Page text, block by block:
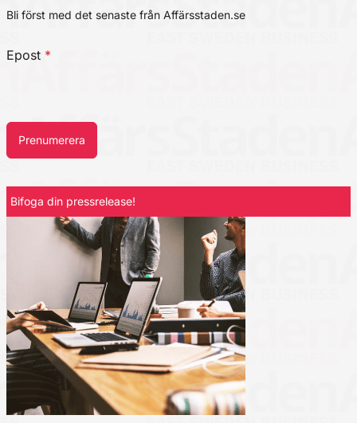
Bli först med det senaste från Affärsstaden.se
Epost *
Prenumerera
Bifoga din pressrelease!